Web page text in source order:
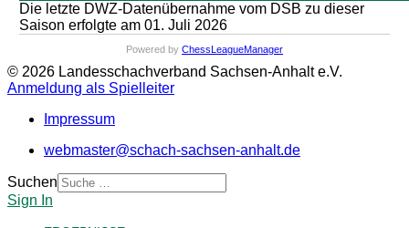
Die letzte DWZ-Datenübernahme vom DSB zu dieser
Saison erfolgte am 01. Juli 2026
Powered by ChessLeagueManager
© 2026 Landesschachverband Sachsen-Anhalt e.V.
Anmeldung als Spielleiter
Impressum
webmaster@schach-sachsen-anhalt.de
Suchen
Sign In